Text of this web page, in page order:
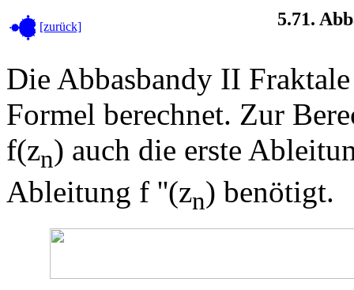
[zurück] 5.71.
Die Abbasbandy II
Formel berechnet. Zur
f(zn) auch die erste
Ableitung f ''(zn) benötigt.